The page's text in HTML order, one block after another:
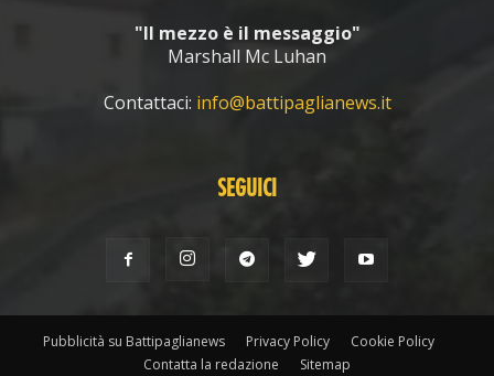
"Il mezzo è il messaggio"
Marshall Mc Luhan
Contattaci: info@battipaglianews.it
SEGUICI
Pubblicità su Battipaglianews Privacy Policy
Cookie Policy
Contatta la redazione
Sitemap